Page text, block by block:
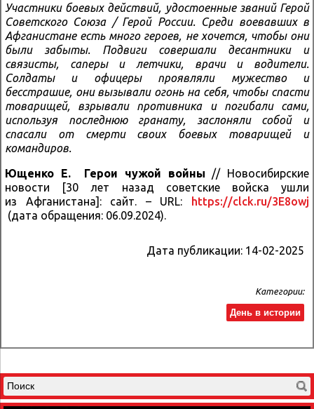
Участники боевых действий, удостоенные званий Герой
Советского Союза / Герой России. Среди воевавших в
Афганистане есть много героев, не хочется, чтобы они
были забыты. Подвиги совершали десантники и
связисты, саперы и летчики, врачи и водители.
Солдаты и офицеры проявляли мужество и
бесстрашие, они вызывали огонь на себя, чтобы спасти
товарищей, взрывали противника и погибали сами,
используя последнюю гранату, заслоняли собой и
спасали от смерти своих боевых товарищей и
командиров.
Ющенко Е. Герои чужой войны // Новосибирские
новости [30 лет назад советские войска ушли
из Афганистана]: сайт. – URL: https://clck.ru/3E8owj
(дата обращения: 06.09.2024).
Дата публикации: 14-02-2025
Категории:
День в истории